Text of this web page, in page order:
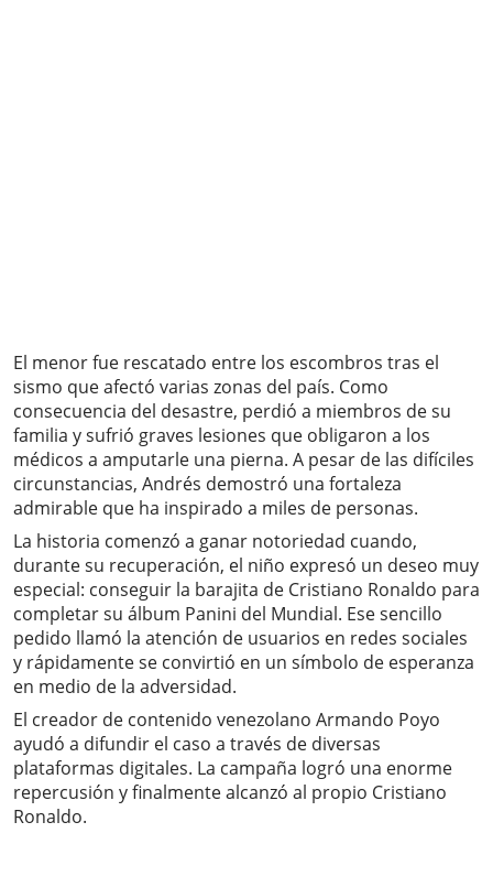
El menor fue rescatado entre los escombros tras el
sismo que afectó varias zonas del país. Como
consecuencia del desastre, perdió a miembros de su
familia y sufrió graves lesiones que obligaron a los
médicos a amputarle una pierna. A pesar de las difíciles
circunstancias, Andrés demostró una fortaleza
admirable que ha inspirado a miles de personas.
La historia comenzó a ganar notoriedad cuando,
durante su recuperación, el niño expresó un deseo muy
especial: conseguir la barajita de Cristiano Ronaldo para
completar su álbum Panini del Mundial. Ese sencillo
pedido llamó la atención de usuarios en redes sociales
y rápidamente se convirtió en un símbolo de esperanza
en medio de la adversidad.
El creador de contenido venezolano Armando Poyo
ayudó a difundir el caso a través de diversas
plataformas digitales. La campaña logró una enorme
repercusión y finalmente alcanzó al propio Cristiano
Ronaldo.